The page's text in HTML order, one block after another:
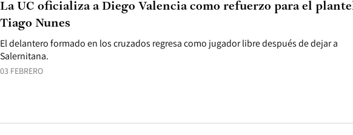
03 FEBRERO
El delantero formado en los cruzados regresa como jugador libre después de dejar a
Salernitana.
La UC oficializa a Diego Valencia como refuerzo para el
Tiago Nunes